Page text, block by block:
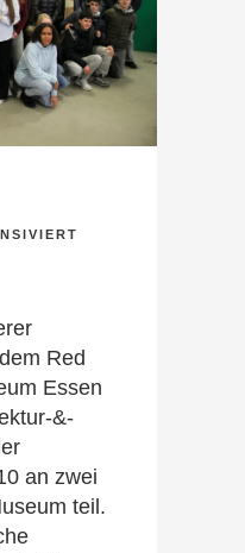
Red
Essen
&-
an zwei
teil.